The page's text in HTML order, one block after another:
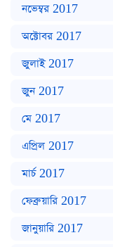
নভেম্বর 2017
অক্টোবর 2017
জুলাই 2017
জুন 2017
মে 2017
এপ্রিল 2017
মার্চ 2017
ফেব্রুয়ারি 2017
জানুয়ারি 2017